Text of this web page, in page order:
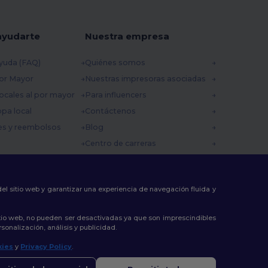
(FAQ)
Mayor
al por mayor
local
y reembolsos
Nuestra empresa
Quiénes somos
Nuestras impresoras asociadas
Para influencers
Contáctenos
Blog
Centro de carreras
sitio web y garantizar una experiencia de navegación fluida y
web, no pueden ser desactivadas ya que son imprescindibles
análisis y publicidad.
y Privacy Policy.